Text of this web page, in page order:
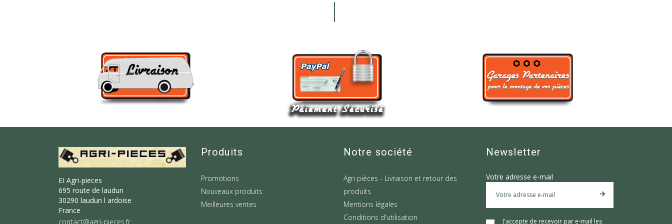
EI Agri-pieces
695 route de laudun
30290 laudun l ardoise
France
contact@agri-pieces.fr
Produits
Promotions
Nouveaux produits
Meilleures ventes
Notre société
Agri pièces - Livraison et retour des
produits
Mentions légales
Conditions d'utilisation
Newsletter
Votre adresse e-mail
J'accepte de recevoir par e-mail les